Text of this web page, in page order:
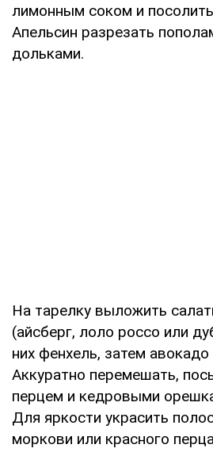
лимонным соком и посолить
Апельсин разрезать
дольками.
На тарелку выложить
(айсберг, лоло россо или
них фенхель, затем авокадо
Аккуратно перемешать,
перцем и кедровыми
Для яркости украсить
моркови или красного